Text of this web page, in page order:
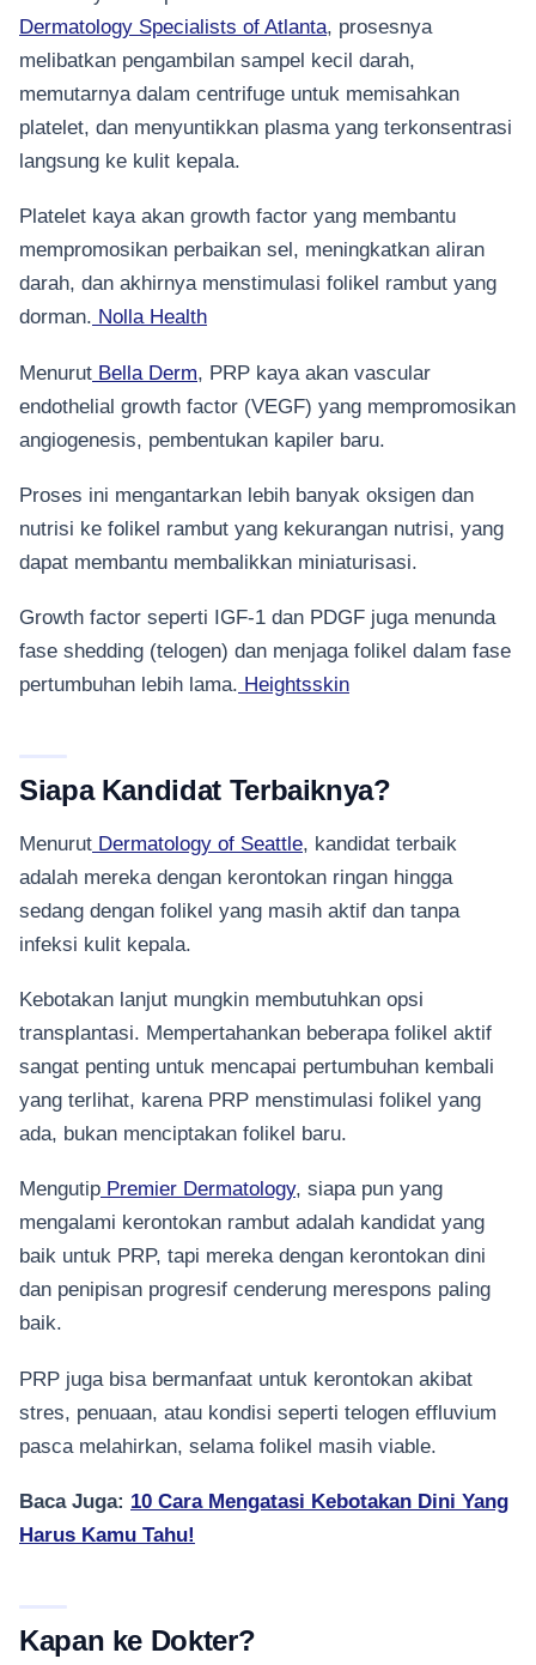
Dermatology Specialists of Atlanta, prosesnya
melibatkan pengambilan sampel kecil darah,
memutarnya dalam centrifuge untuk memisahkan
platelet, dan menyuntikkan plasma yang terkonsentrasi
langsung ke kulit kepala.
Platelet kaya akan growth factor yang membantu
mempromosikan perbaikan sel, meningkatkan aliran
darah, dan akhirnya menstimulasi folikel rambut yang
dorman. Nolla Health
Menurut Bella Derm , PRP kaya akan vascular
endothelial growth factor (VEGF) yang mempromosikan
angiogenesis, pembentukan kapiler baru.
Proses ini mengantarkan lebih banyak oksigen dan
nutrisi ke folikel rambut yang kekurangan nutrisi, yang
dapat membantu membalikkan miniaturisasi.
Growth factor seperti IGF-1 dan PDGF juga menunda
fase shedding (telogen) dan menjaga folikel dalam fase
pertumbuhan lebih lama. Heightsskin
Siapa Kandidat Terbaiknya?
Menurut Dermatology of Seattle , kandidat terbaik
adalah mereka dengan kerontokan ringan hingga
sedang dengan folikel yang masih aktif dan tanpa
infeksi kulit kepala.
Kebotakan lanjut mungkin membutuhkan opsi
transplantasi. Mempertahankan beberapa folikel aktif
sangat penting untuk mencapai pertumbuhan kembali
yang terlihat, karena PRP menstimulasi folikel yang
ada, bukan menciptakan folikel baru.
Mengutip Premier Dermatology, siapa pun yang
mengalami kerontokan rambut adalah kandidat yang
baik untuk PRP, tapi mereka dengan kerontokan dini
dan penipisan progresif cenderung merespons paling
baik.
PRP juga bisa bermanfaat untuk kerontokan akibat
stres, penuaan, atau kondisi seperti telogen effluvium
pasca melahirkan, selama folikel masih viable.
Baca Juga: 10 Cara Mengatasi Kebotakan Dini Yang
Harus Kamu Tahu!
Kapan ke Dokter?